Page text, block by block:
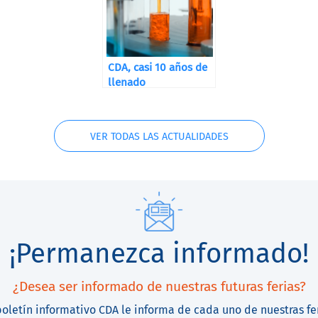
CDA, casi 10 años de
llenado
VER TODAS LAS ACTUALIDADES
¡Permanezca informado!
¿Desea ser informado de nuestras futuras ferias?
informativo CDA le informa de cada uno de nuestras